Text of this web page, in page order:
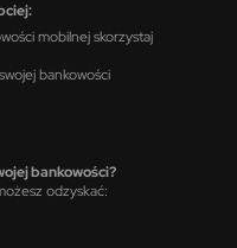
mobilnej skorzystaj
bankowości
bankowości?
odzyskać: